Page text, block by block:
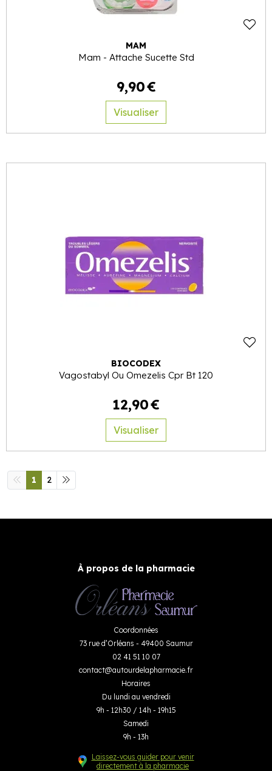
MAM
Mam - Attache Sucette Std
9,90€
Visualiser
BIOCODEX
Vagostabyl Ou Omezelis Cpr Bt 120
12,90€
Visualiser
1 2
À propos de la pharmacie
Coordonnées
73 rue d’Orléans - 49400 Saumur
02 41 51 10 07
contact@autourdelapharmacie.fr
Horaires
Du lundi au vendredi
9h - 12h30 / 14h - 19h15
Samedi
9h - 13h
Laissez-vous guider pour venir
directement à la pharmacie